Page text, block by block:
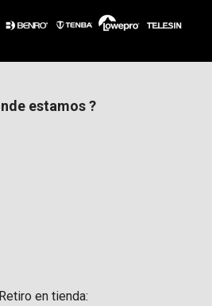
estamos ?
en tienda: